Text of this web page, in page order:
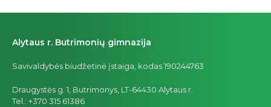
Alytaus r. Butrimonių gimnazija
Savivaldybės biudžetinė įstaiga, kodas 190244763
Draugystės g. 1, Butrimonys, LT-64430 Alytaus r.
Tel.: +370 315 61386